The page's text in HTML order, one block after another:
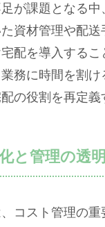
が課題となる
資材管理や配
配を導入する
務に時間を割
の役割を再定義
と管理の透
コスト管理の